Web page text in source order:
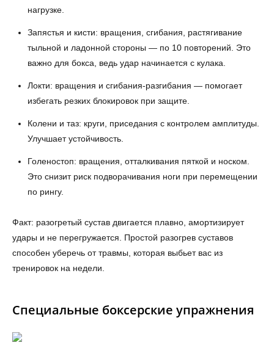
нагрузке.
Запястья и кисти: вращения, сгибания, растягивание
тыльной и ладонной стороны — по 10 повторений. Это
важно для бокса, ведь удар начинается с кулака.
Локти: вращения и сгибания-разгибания — помогает
избегать резких блокировок при защите.
Колени и таз: круги, приседания с контролем амплитуды.
Улучшает устойчивость.
Голеностоп: вращения, отталкивания пяткой и носком.
Это снизит риск подворачивания ноги при перемещении
по рингу.
Факт: разогретый сустав двигается плавно, амортизирует
удары и не перегружается. Простой разогрев суставов
способен уберечь от травмы, которая выбьет вас из
тренировок на недели.
Специальные боксерские упражнения